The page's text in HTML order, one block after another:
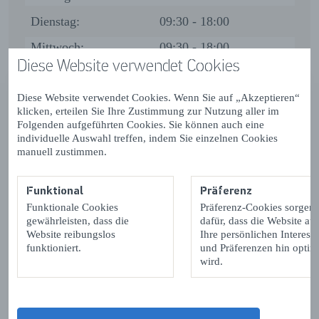
Diese Website verwendet Cookies
Diese Website verwendet Cookies. Wenn Sie auf „Akzeptieren“
klicken, erteilen Sie Ihre Zustimmung zur Nutzung aller im
Folgenden aufgeführten Cookies. Sie können auch eine
individuelle Auswahl treffen, indem Sie einzelnen Cookies
manuell zustimmen.
Funktional
Funktionale Cookies
gewährleisten, dass die
Website reibungslos
funktioniert.
Präferenz
Präferenz-Cookies sorgen
dafür, dass die Website auf
Ihre persönlichen
und Präferenzen hin
wird.
Dienstag:
09:30 - 18:00
Mittwoch:
09:30 - 18:00
Donnerstag:
Geschlossen
Freitag:
09:30 - 18:00
Samstag:
09:30 - 18:00
Sonntag:
Dienstag:
Geschlossen
Mittwoch:
Geschlossen
09:30 - 21:00
Samstag:
Geschlossen